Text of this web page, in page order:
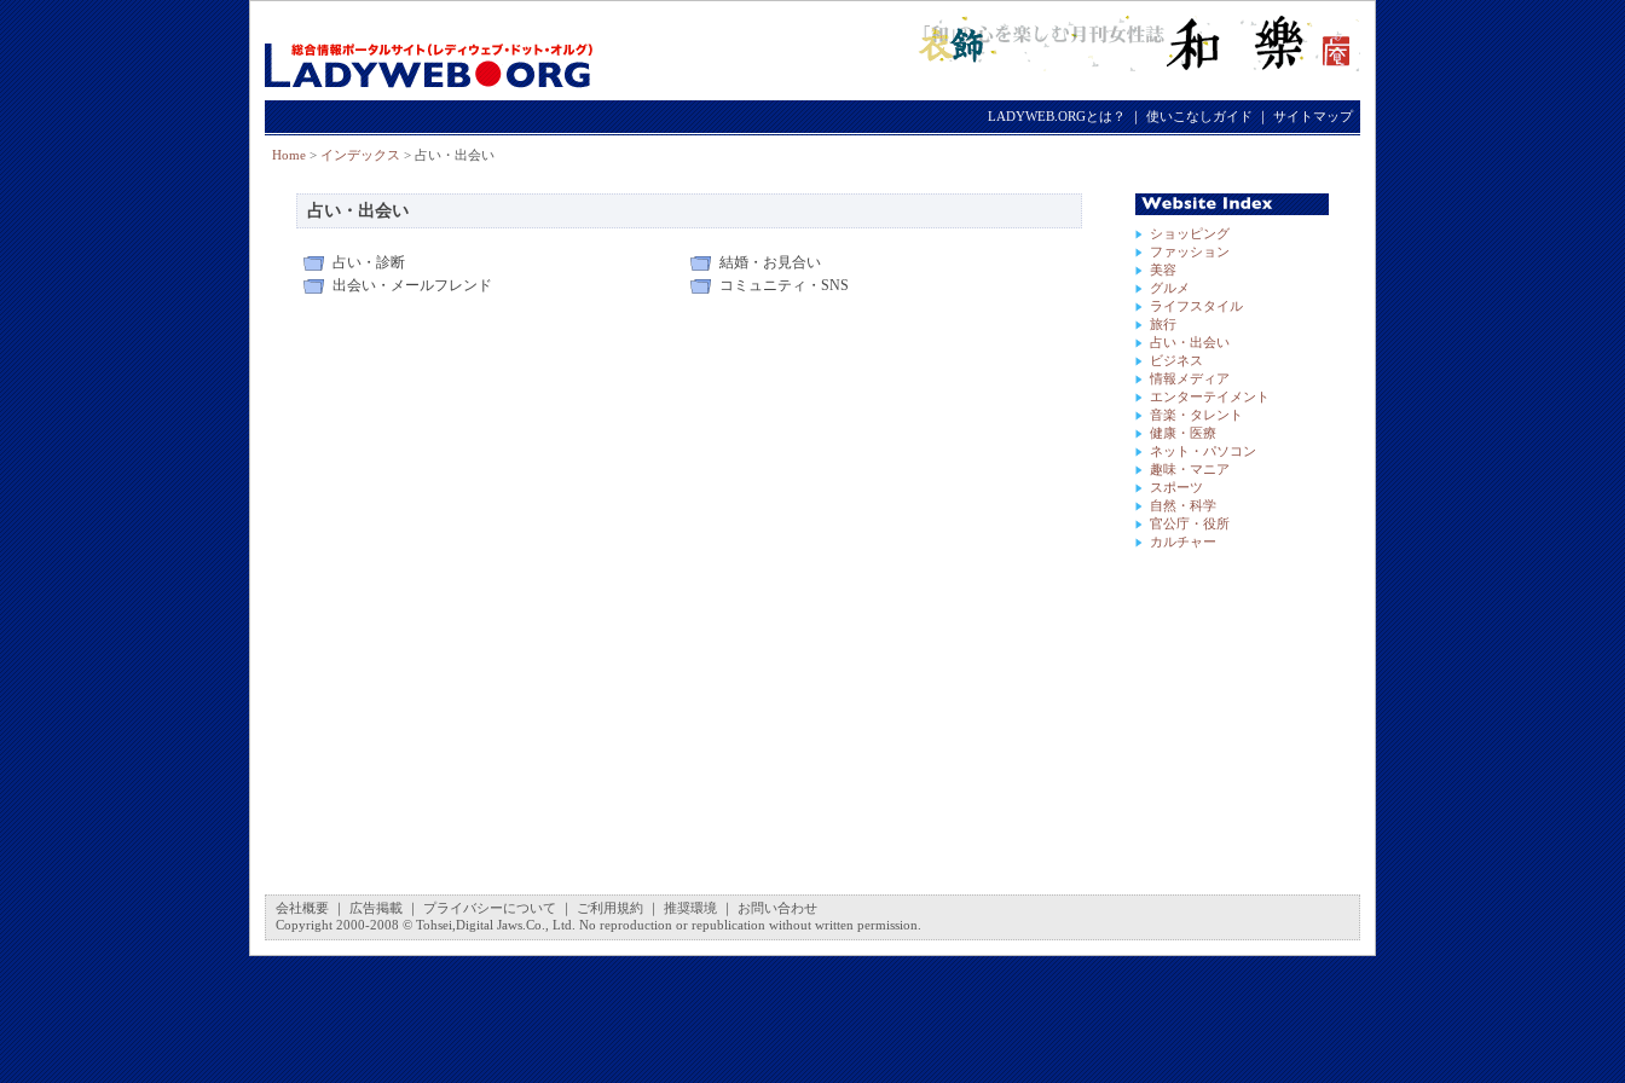
LADYWEB.ORGとは？｜使いこなしガイド｜サイトマップ
Home > インデックス > 占い・出会い
占い・出会い
占い・診断
結婚・お見合い
出会い・メールフレンド
コミュニティ・SNS
会社概要 広告掲載 プライバシーについて ご利用規約 推奨環境
お問い合わせ
Copyright 2000-2008 © Tohsei,Digital Jaws.Co., Ltd. No reproduction or republication without written permission.